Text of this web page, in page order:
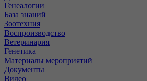
Генеалогии
База знаний
Зоотехния
Воспроизводство
Ветеринария
Генетика
Материалы мероприятий
Документы
Видео